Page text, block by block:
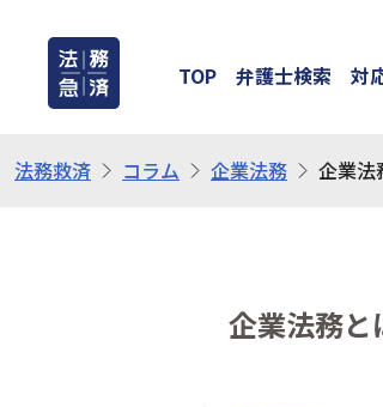
TOP 弁護士検索 対
法務救済 コラム 企業法務 企業法
企業法務と